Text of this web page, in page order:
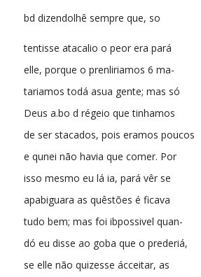
bd dizendolhê sempre que, so
tentisse atacalio o peor era pará
elle, porque o prenliriamos 6 ma-
tariamos todá asua gente; mas só
Deus a.bo d régeio que tinhamos
de ser stacados, pois eramos poucos
e qunei não havia que comer. Por
isso mesmo eu lá ia, pará vêr se
apabiguara as quêstões é ficava
tudo bem; mas foi ibpossivel quan-
dó eu disse ao goba que o prederiá,
se elle não quizesse ácceitar, as